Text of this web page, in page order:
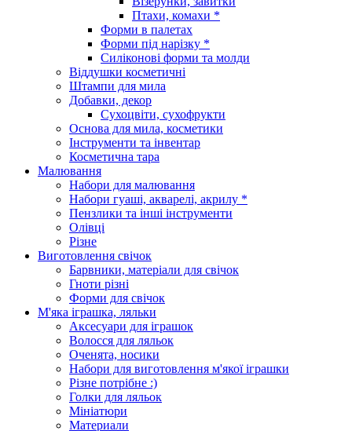
Птахи, комахи *
Форми в палетах
Форми під нарізку *
Силіконові форми та молди
Віддушки косметичні
Штампи для мила
Добавки, декор
Сухоцвіти, сухофрукти
Основа для мила, косметики
Інструменти та інвентар
Косметична тара
Малювання
Набори для малювання
Набори гуаші, акварелі, акрилу *
Пензлики та інші інструменти
Олівці
Різне
Виготовлення свічок
Барвники, матеріали для свічок
Гноти різні
Форми для свічок
М'яка іграшка, ляльки
Аксесуари для іграшок
Волосся для ляльок
Оченята, носики
Набори для виготовлення м'якої іграшки
Різне потрібне :)
Голки для ляльок
Мініатюри
Материали